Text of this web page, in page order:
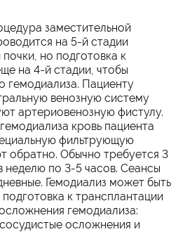
заместительной
на 5-й стадии
но подготовка к
на 4-й стадии, чтобы
гемодиализа. Пациенту
венозную систему
артериовенозную фистулу.
кровь пациента
фильтрующую
обратно. Обычно требуется 3
неделю по 3-5 часов. Сеансы
Гемодиализ может быть
к трансплантации
гемодиализа:
осложнения и